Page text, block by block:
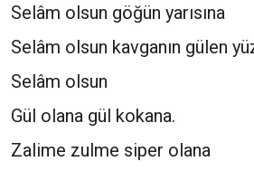
Selâm olsun göğün yarısına
Selâm olsun kavganın gülen
Selâm olsun
Gül olana gül kokana.
Zalime zulme siper olana